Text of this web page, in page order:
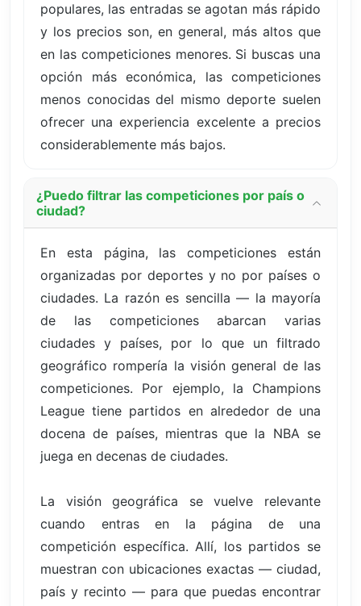
populares, las entradas se agotan más rápido
y los precios son, en general, más altos que
en las competiciones menores. Si buscas una
opción más económica, las competiciones
menos conocidas del mismo deporte suelen
ofrecer una experiencia excelente a precios
considerablemente más bajos.
¿Puedo filtrar las competiciones por país o
ciudad?
En esta página, las competiciones están
organizadas por deportes y no por países o
ciudades. La razón es sencilla — la mayoría
de las competiciones abarcan varias
ciudades y países, por lo que un filtrado
geográfico rompería la visión general de las
competiciones. Por ejemplo, la Champions
League tiene partidos en alrededor de una
docena de países, mientras que la NBA se
juega en decenas de ciudades.
La visión geográfica se vuelve relevante
cuando entras en la página de una
competición específica. Allí, los partidos se
muestran con ubicaciones exactas — ciudad,
país y recinto — para que puedas encontrar